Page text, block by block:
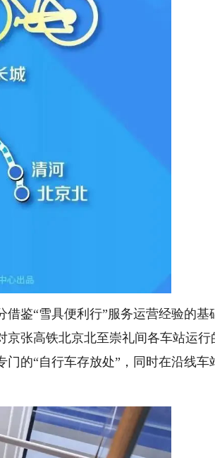
鉴“雪具便利行”服务运营经验的基
京张高铁北京北至崇礼间各车站运行
的“自行车存放处”，同时在沿线车